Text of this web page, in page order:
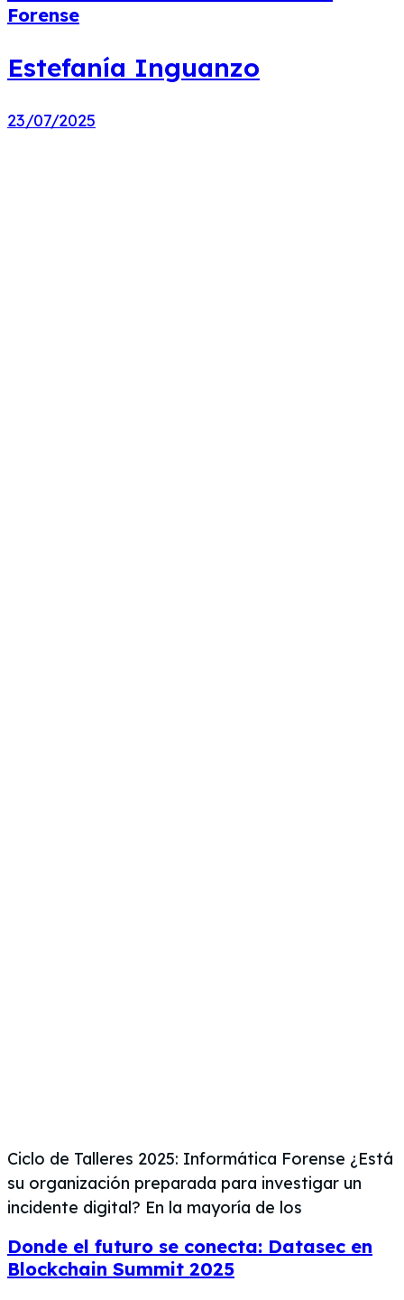
Forense
Estefanía Inguanzo
23/07/2025
Ciclo de Talleres 2025: Informática Forense ¿Está
su organización preparada para investigar un
incidente digital? En la mayoría de los
Donde el futuro se conecta: Datasec en
Blockchain Summit 2025